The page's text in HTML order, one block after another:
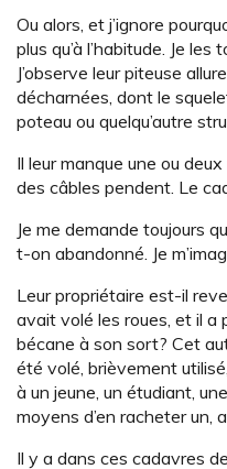
Ou alors, et j’ignore
plus qu’à l’habitude. Je
J’observe leur piteuse
décharnées, dont le
poteau ou quelqu’autre
Il leur manque une ou
des câbles pendent. Le
Je me demande toujours
t-on abandonné. Je
Leur propriétaire est-il
avait volé les roues, et il a
bécane à son sort? Cet
été volé, brièvement
à un jeune, un étudiant,
moyens d’en racheter un,
Il y a dans ces cadavres